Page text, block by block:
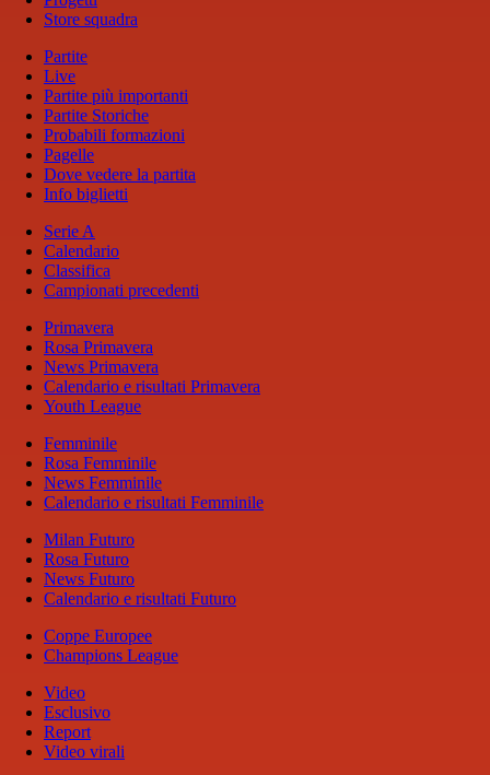
Store squadra
Partite
Live
Partite più importanti
Partite Storiche
Probabili formazioni
Pagelle
Dove vedere la partita
Info biglietti
Serie A
Calendario
Classifica
Campionati precedenti
Primavera
Rosa Primavera
News Primavera
Calendario e risultati Primavera
Youth League
Femminile
Rosa Femminile
News Femminile
Calendario e risultati Femminile
Milan Futuro
Rosa Futuro
News Futuro
Calendario e risultati Futuro
Coppe Europee
Champions League
Video
Esclusivo
Report
Video virali